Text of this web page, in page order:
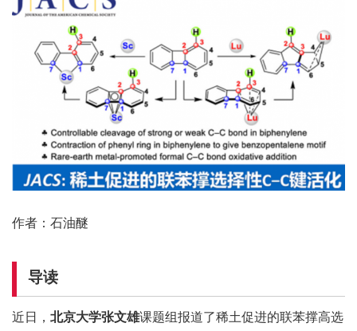
作者：石油醚
导读
近日， 北京大学张文雄课题组报道了稀土促进的联苯撑高选